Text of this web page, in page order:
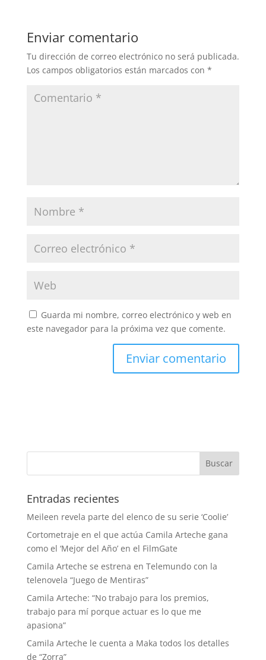
Enviar comentario
Tu dirección de correo electrónico no será publicada.
Los campos obligatorios están marcados con *
Guarda mi nombre, correo electrónico y web en
este navegador para la próxima vez que comente.
Entradas recientes
Meileen revela parte del elenco de su serie ‘Coolie’
Cortometraje en el que actúa Camila Arteche gana
como el ‘Mejor del Año’ en el FilmGate
Camila Arteche se estrena en Telemundo con la
telenovela “Juego de Mentiras”
Camila Arteche: “No trabajo para los premios,
trabajo para mí porque actuar es lo que me
apasiona”
Camila Arteche le cuenta a Maka todos los detalles
de “Zorra”